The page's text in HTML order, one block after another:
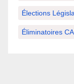
Élections
Éliminatoires